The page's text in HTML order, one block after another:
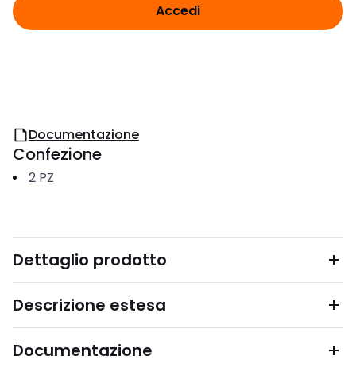
Accedi
Documentazione
Confezione
2 PZ
Dettaglio prodotto
Descrizione estesa
Documentazione